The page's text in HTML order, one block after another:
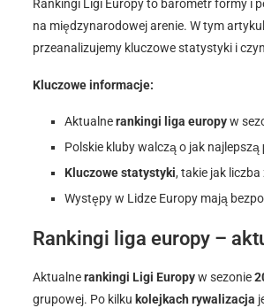
Rankingi Ligi Europy to barometr formy i
na międzynarodowej arenie. W tym
przeanalizujemy kluczowe statystyki i
Kluczowe informacje:
Aktualnerankingi liga europyw
Polskie kluby walczą o jak najlepszą
Kluczowe statystyki, takie jak
Występy w Lidze Europy mają
Rankingi liga europy –
Aktualnerankingi Ligi Europyw sezonie
grupowej. Po kilku kolejkach rywalizacja